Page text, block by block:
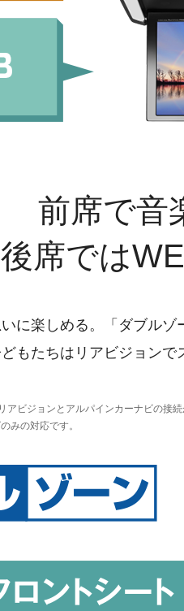
前席で音
後席では
に楽しめる。「ダブル
もたちはリアビジョン
アビジョンとアルパインカーナビの接続
みの対応です。